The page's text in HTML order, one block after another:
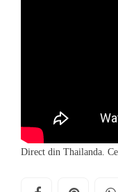
Direct din Thailanda.